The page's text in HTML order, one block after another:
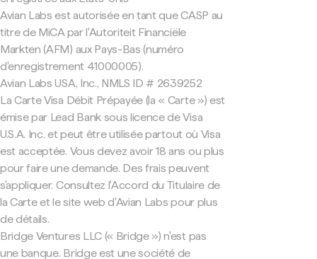
Avian Labs est autorisée en tant que CASP au
titre de MiCA par l'Autoriteit Financiële
Markten (AFM) aux Pays-Bas (numéro
d'enregistrement 41000005).
Avian Labs USA, Inc., NMLS ID # 2639252
La Carte Visa Débit Prépayée (la « Carte ») est
émise par Lead Bank sous licence de Visa
U.S.A. Inc. et peut être utilisée partout où Visa
est acceptée. Vous devez avoir 18 ans ou plus
pour faire une demande. Des frais peuvent
s'appliquer. Consultez l'Accord du Titulaire de
la Carte et le site web d'Avian Labs pour plus
de détails.
Bridge Ventures LLC (« Bridge ») n'est pas
une banque. Bridge est une société de